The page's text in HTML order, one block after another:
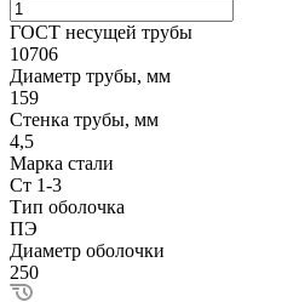
ГОСТ несущей трубы
10706
Диаметр трубы, мм
159
Стенка трубы, мм
4,5
Марка стали
Ст 1-3
Тип оболочка
ПЭ
Диаметр оболочки
250